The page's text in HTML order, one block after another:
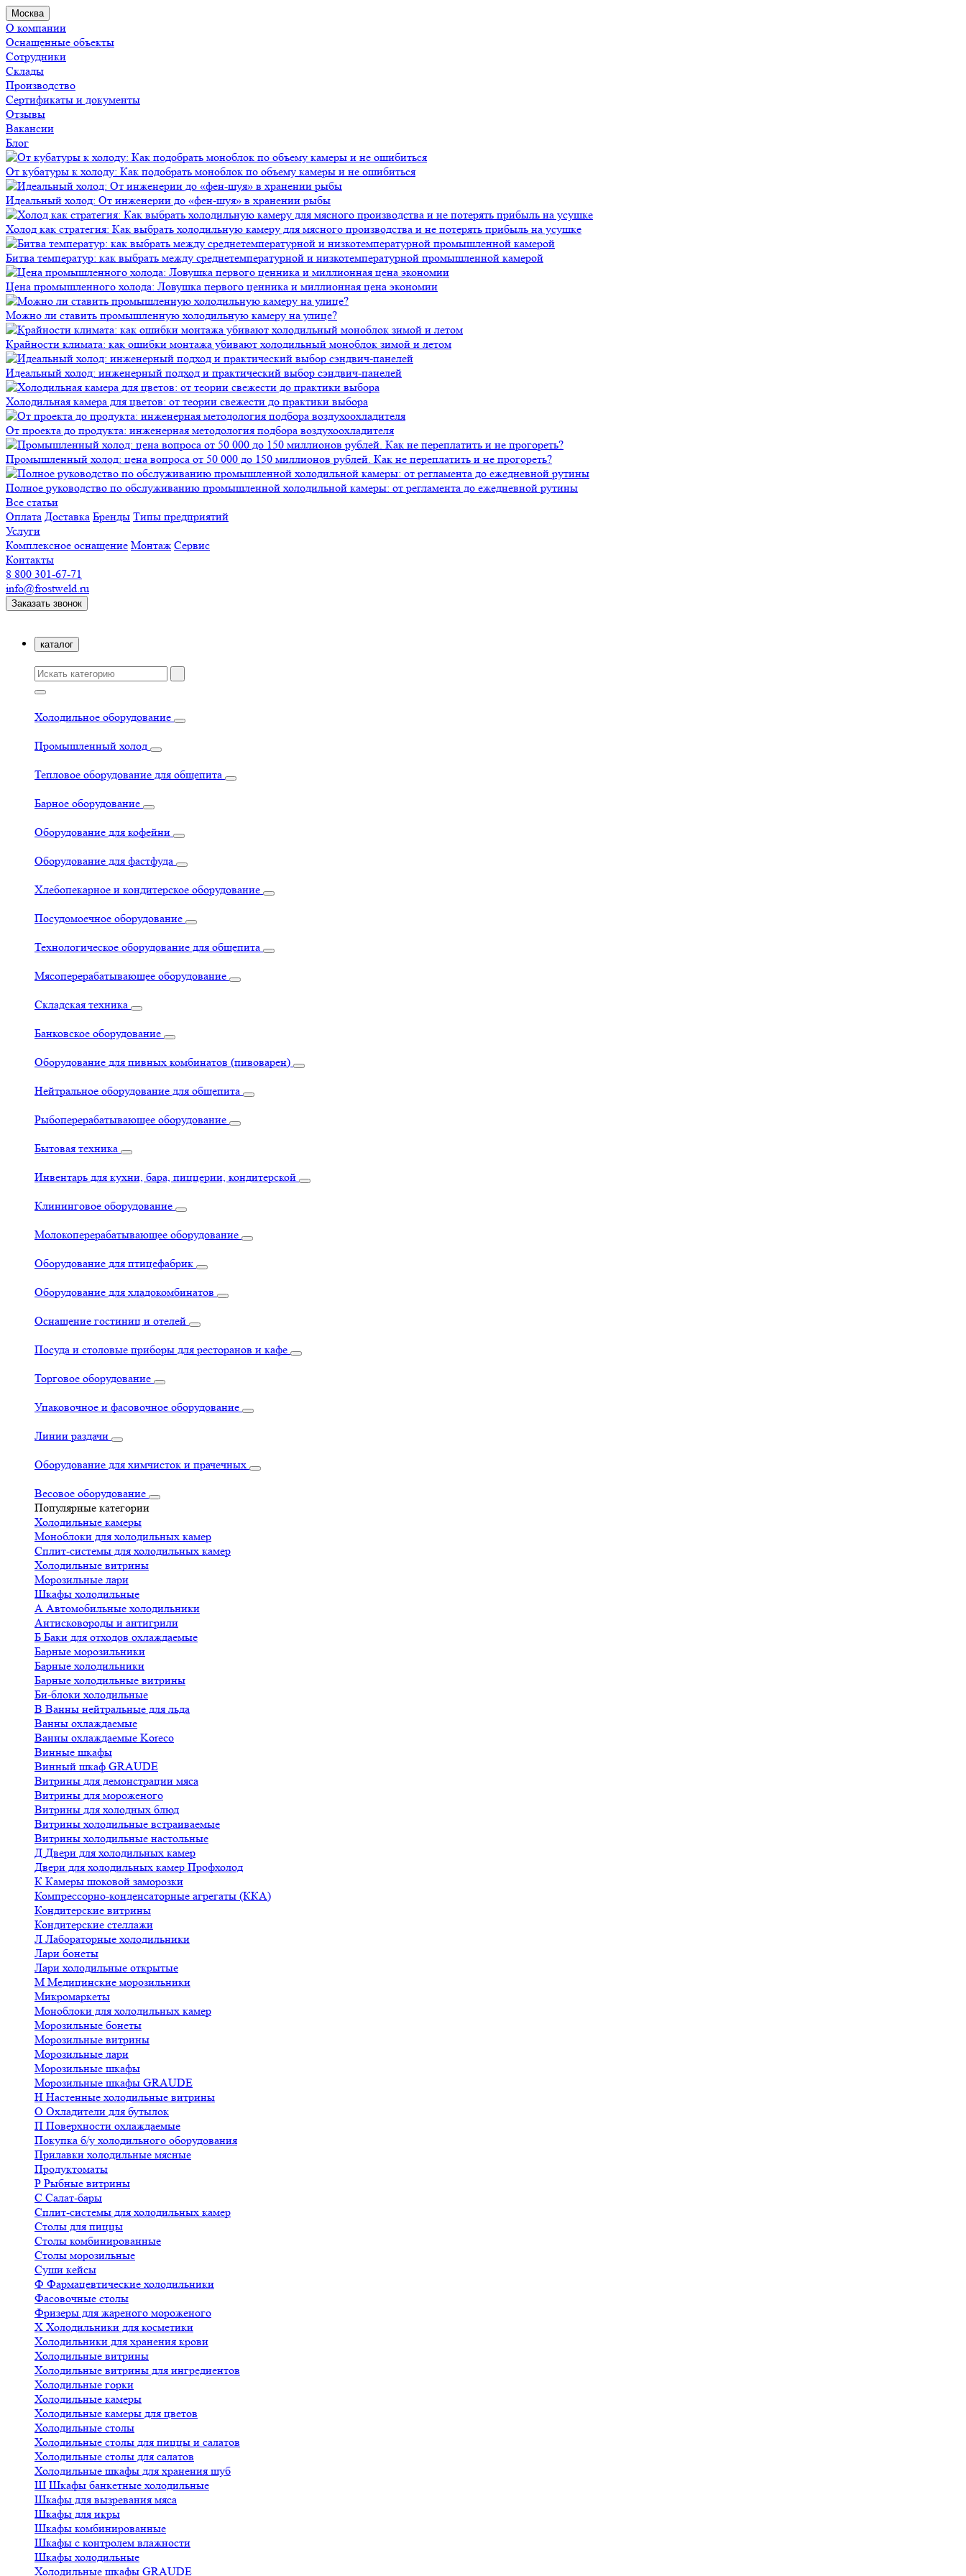
Москва
О компании
Оснащенные объекты
Сотрудники
Склады
Производство
Сертификаты и документы
Отзывы
Вакансии
Блог
От кубатуры к холоду: Как подобрать моноблок по объему камеры и не ошибиться
Идеальный холод: От инженерии до «фен-шуя» в хранении рыбы
Холод как стратегия: Как выбрать холодильную камеру для мясного производства и не потерять прибыль на усушке
Битва температур: как выбрать между среднетемпературной и низкотемпературной промышленной камерой
Цена промышленного холода: Ловушка первого ценника и миллионная цена экономии
Можно ли ставить промышленную холодильную камеру на улице?
Крайности климата: как ошибки монтажа убивают холодильный моноблок зимой и летом
Идеальный холод: инженерный подход и практический выбор сэндвич-панелей
Холодильная камера для цветов: от теории свежести до практики выбора
От проекта до продукта: инженерная методология подбора воздухоохладителя
Промышленный холод: цена вопроса от 50 000 до 150 миллионов рублей. Как не переплатить и не прогореть?
Полное руководство по обслуживанию промышленной холодильной камеры: от регламента до ежедневной рутины
Все статьи
Оплата Доставка Бренды Типы предприятий
Услуги
Комплексное оснащение Монтаж Сервис
Контакты
8 800 301-67-71
info@frostweld.ru
Заказать звонок
каталог
Холодильное оборудование
Промышленный холод
Тепловое оборудование для общепита
Барное оборудование
Оборудование для кофейни
Оборудование для фастфуда
Хлебопекарное и кондитерское оборудование
Посудомоечное оборудование
Технологическое оборудование для общепита
Мясоперерабатывающее оборудование
Складская техника
Банковское оборудование
Оборудование для пивных комбинатов (пивоварен)
Нейтральное оборудование для общепита
Рыбоперерабатывающее оборудование
Бытовая техника
Инвентарь для кухни, бара, пиццерии, кондитерской
Клининговое оборудование
Молокоперерабатывающее оборудование
Оборудование для птицефабрик
Оборудование для хладокомбинатов
Оснащение гостиниц и отелей
Посуда и столовые приборы для ресторанов и кафе
Торговое оборудование
Упаковочное и фасовочное оборудование
Линии раздачи
Оборудование для химчисток и прачечных
Весовое оборудование
Популярные категории
Холодильные камеры
Моноблоки для холодильных камер
Сплит-системы для холодильных камер
Холодильные витрины
Морозильные лари
Шкафы холодильные
А Автомобильные холодильники
Антисковороды и антигрили
Б Баки для отходов охлаждаемые
Барные морозильники
Барные холодильники
Барные холодильные витрины
Би-блоки холодильные
В Ванны нейтральные для льда
Ванны охлаждаемые
Ванны охлаждаемые Koreco
Винные шкафы
Винный шкаф GRAUDE
Витрины для демонстрации мяса
Витрины для мороженого
Витрины для холодных блюд
Витрины холодильные встраиваемые
Витрины холодильные настольные
Д Двери для холодильных камер
Двери для холодильных камер Профхолод
К Камеры шоковой заморозки
Компрессорно-конденсаторные агрегаты (ККА)
Кондитерские витрины
Кондитерские стеллажи
Л Лабораторные холодильники
Лари бонеты
Лари холодильные открытые
М Медицинские морозильники
Микромаркеты
Моноблоки для холодильных камер
Морозильные бонеты
Морозильные витрины
Морозильные лари
Морозильные шкафы
Морозильные шкафы GRAUDE
Н Настенные холодильные витрины
О Охладители для бутылок
П Поверхности охлаждаемые
Покупка б/у холодильного оборудования
Прилавки холодильные мясные
Продуктоматы
Р Рыбные витрины
С Салат-бары
Сплит-системы для холодильных камер
Столы для пиццы
Столы комбинированные
Столы морозильные
Суши кейсы
Ф Фармацевтические холодильники
Фасовочные столы
Фризеры для жареного мороженого
Х Холодильники для косметики
Холодильники для хранения крови
Холодильные витрины
Холодильные витрины для ингредиентов
Холодильные горки
Холодильные камеры
Холодильные камеры для цветов
Холодильные столы
Холодильные столы для пиццы и салатов
Холодильные столы для салатов
Холодильные шкафы для хранения шуб
Ш Шкафы банкетные холодильные
Шкафы для вызревания мяса
Шкафы для икры
Шкафы комбинированные
Шкафы с контролем влажности
Шкафы холодильные
Холодильные шкафы GRAUDE